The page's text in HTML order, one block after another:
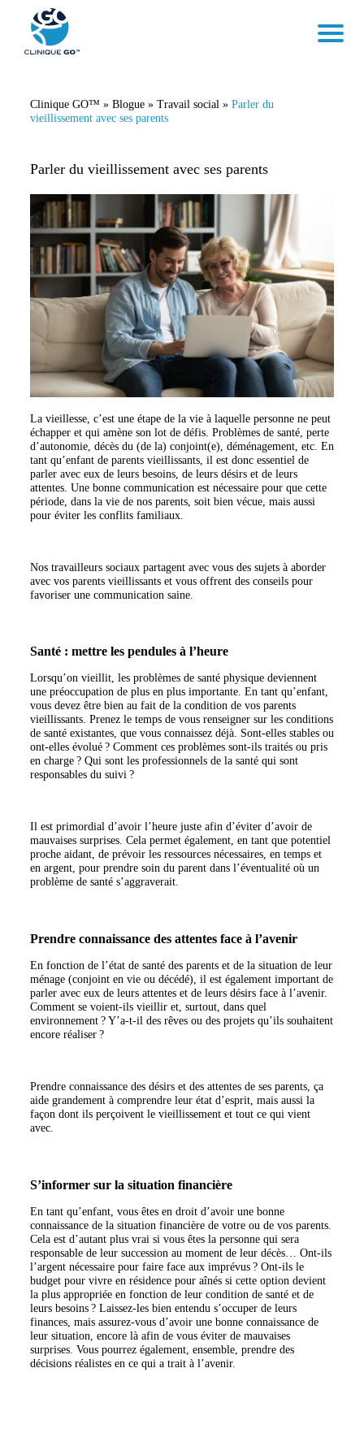
Clinique GO™ » Blogue » Travail social » Parler du
vieillissement avec ses parents
Parler du vieillissement avec ses parents
La vieillesse, c’est une étape de la vie à laquelle personne ne peut
échapper et qui amène son lot de défis. Problèmes de santé, perte
d’autonomie, décès du (de la) conjoint(e), déménagement, etc. En
tant qu’enfant de parents vieillissants, il est donc essentiel de
parler avec eux de leurs besoins, de leurs désirs et de leurs
attentes. Une bonne communication est nécessaire pour que cette
période, dans la vie de nos parents, soit bien vécue, mais aussi
pour éviter les conflits familiaux.
Nos travailleurs sociaux partagent avec vous des sujets à aborder
avec vos parents vieillissants et vous offrent des conseils pour
favoriser une communication saine.
Santé : mettre les pendules à l’heure
Lorsqu’on vieillit, les problèmes de santé physique deviennent
une préoccupation de plus en plus importante. En tant qu’enfant,
vous devez être bien au fait de la condition de vos parents
vieillissants. Prenez le temps de vous renseigner sur les conditions
de santé existantes, que vous connaissez déjà. Sont-elles stables ou
ont-elles évolué ? Comment ces problèmes sont-ils traités ou pris
en charge ? Qui sont les professionnels de la santé qui sont
responsables du suivi ?
Il est primordial d’avoir l’heure juste afin d’éviter d’avoir de
mauvaises surprises. Cela permet également, en tant que potentiel
proche aidant, de prévoir les ressources nécessaires, en temps et
en argent, pour prendre soin du parent dans l’éventualité où un
problème de santé s’aggraverait.
Prendre connaissance des attentes face à l’avenir
En fonction de l’état de santé des parents et de la situation de leur
ménage (conjoint en vie ou décédé), il est également important de
parler avec eux de leurs attentes et de leurs désirs face à l’avenir.
Comment se voient-ils vieillir et, surtout, dans quel
environnement ? Y’a-t-il des rêves ou des projets qu’ils souhaitent
encore réaliser ?
Prendre connaissance des désirs et des attentes de ses parents, ça
aide grandement à comprendre leur état d’esprit, mais aussi la
façon dont ils perçoivent le vieillissement et tout ce qui vient
avec.
S’informer sur la situation financière
En tant qu’enfant, vous êtes en droit d’avoir une bonne
connaissance de la situation financière de votre ou de vos parents.
Cela est d’autant plus vrai si vous êtes la personne qui sera
responsable de leur succession au moment de leur décès… Ont-ils
l’argent nécessaire pour faire face aux imprévus ? Ont-ils le
budget pour vivre en résidence pour aînés si cette option devient
la plus appropriée en fonction de leur condition de santé et de
leurs besoins ? Laissez-les bien entendu s’occuper de leurs
finances, mais assurez-vous d’avoir une bonne connaissance de
leur situation, encore là afin de vous éviter de mauvaises
surprises. Vous pourrez également, ensemble, prendre des
décisions réalistes en ce qui a trait à l’avenir.